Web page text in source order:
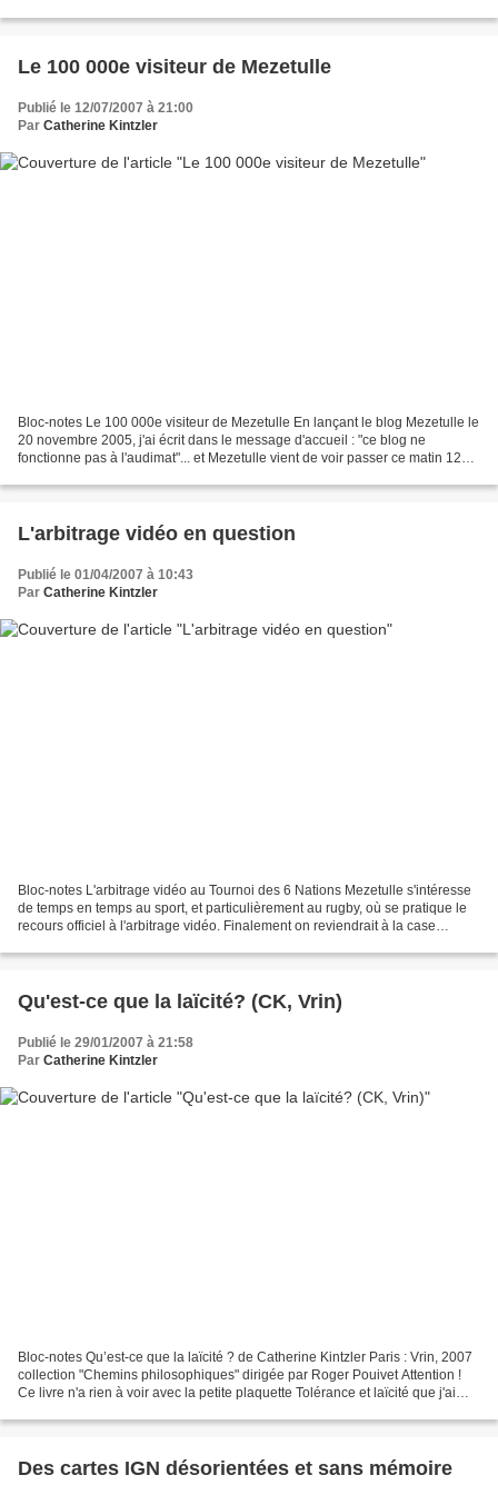
Le 100 000e visiteur de Mezetulle
Publié le 12/07/2007 à 21:00
Par Catherine Kintzler
Bloc-notes Le 100 000e visiteur de Mezetulle En lançant le blog Mezetulle le
20 novembre 2005, j'ai écrit dans le message d'accueil : "ce blog ne
fonctionne pas à l'audimat"... et Mezetulle vient de voir passer ce matin 12
L'arbitrage vidéo en question
Publié le 01/04/2007 à 10:43
Par Catherine Kintzler
Bloc-notes L'arbitrage vidéo au Tournoi des 6 Nations Mezetulle s'intéresse
de temps en temps au sport, et particulièrement au rugby, où se pratique le
recours officiel à l'arbitrage vidéo. Finalement on reviendrait à la case
Qu'est-ce que la laïcité? (CK, Vrin)
Publié le 29/01/2007 à 21:58
Par Catherine Kintzler
Bloc-notes Qu’est-ce que la laïcité ? de Catherine Kintzler Paris : Vrin, 2007
collection "Chemins philosophiques" dirigée par Roger Pouivet Attention !
Ce livre n'a rien à voir avec la petite plaquette Tolérance et laïcité que j'ai
Des cartes IGN désorientées et sans mémoire